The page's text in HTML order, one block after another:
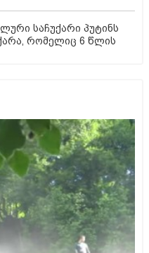
საჩუქარი პუტინს
რომელიც 6 წლის